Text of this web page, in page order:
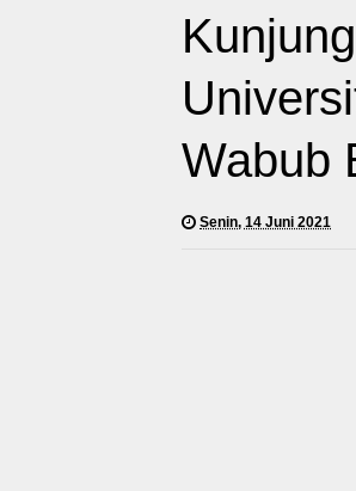
Wabub
Senin, 14 Juni 2021